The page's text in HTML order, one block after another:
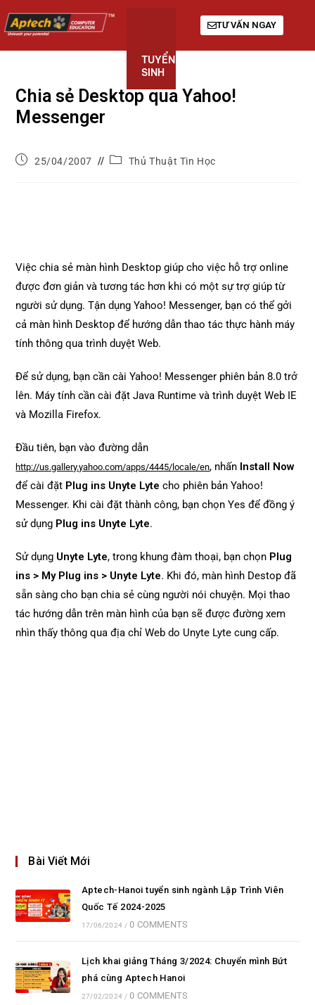
TUYỂN
SINH
TƯ VẤN NGAY
Chia sẻ Desktop qua Yahoo!
Messenger
25/04/2007 Thủ Thuật Tin Học
Việc chia sẻ màn hình Desktop giúp cho việc hỗ trợ online
được đơn giản và tương tác hơn khi có một sự trợ giúp từ
người sử dụng. Tận dụng Yahoo! Messenger, bạn có thể gởi
cả màn hình Desktop để hướng dẫn thao tác thực hành máy
tính thông qua trình duyệt Web.
Để sử dụng, bạn cần cài Yahoo! Messenger phiên bản 8.0 trở
lên. Máy tính cần cài đặt Java Runtime và trình duyệt Web IE
và Mozilla Firefox.
Đầu tiên, bạn vào đường dẫn
http://us.gallery.yahoo.com/apps/4445/locale/en, nhấn Install Now
để cài đặt Plug ins Unyte Lyte cho phiên bản Yahoo!
Messenger. Khi cài đặt thành công, bạn chọn Yes để đồng ý
sử dụng Plug ins Unyte Lyte.
Sử dụng Unyte Lyte, trong khung đàm thoại, bạn chọn Plug
ins > My Plug ins > Unyte Lyte. Khi đó, màn hình Destop đã
sẵn sàng cho bạn chia sẻ cùng người nói chuyện. Mọi thao
tác hướng dẫn trên màn hình của bạn sẽ được đường xem
nhìn thấy thông qua địa chỉ Web do Unyte Lyte cung cấp.
Bài Viết Mới
Aptech-Hanoi tuyển sinh ngành Lập Trình Viên
Quốc Tế 2024-2025
17/06/2024 / 0 COMMENTS
Lịch khai giảng Tháng 3/2024: Chuyển mình Bứt
phá cùng Aptech Hanoi
27/02/2024 / 0 COMMENTS